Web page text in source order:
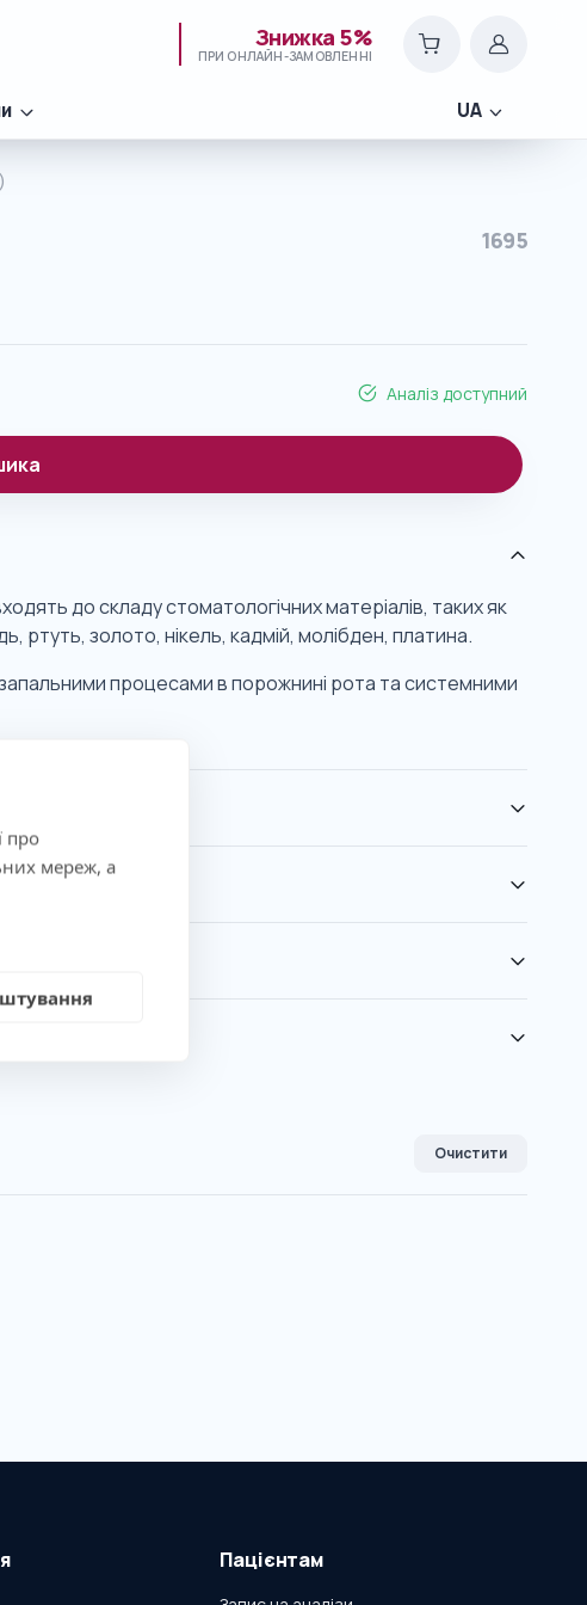
про
мереж, а
Знижка 5%
ПРИ ОНЛАЙН-ЗАМОВЛЕННІ
UA
1695
Аналіз доступний
до складу стоматологічних матеріалів, таких як
ртуть, золото, нікель, кадмій, молібден, платина.
запальними процесами в порожнині рота та системними
Очистити
Пацієнтам